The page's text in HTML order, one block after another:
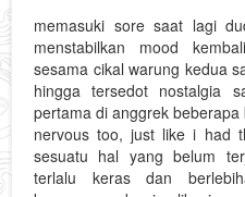
memasuki sore saat lagi
menstabilkan mood
sesama cikal warung kedua
hingga tersedot nostalgia
pertama di anggrek
nervous too, just like i had
sesuatu hal yang belum
terlalu keras dan